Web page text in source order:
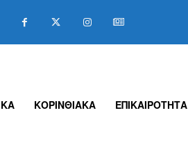
ΚΟΡΙΝΘΙΑΚΑ ΕΠΙΚΑΙΡΟΤΗΤΑ